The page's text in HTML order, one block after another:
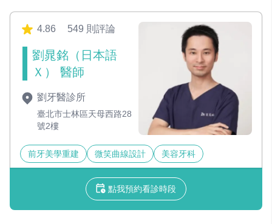
4.86 549 則評論
劉晁銘（日本語
Ｘ） 醫師
劉牙醫診所
臺北市士林區天母西路28
號2樓
前牙美學重建 微笑曲線設計 美容牙科
點我預約看診時段